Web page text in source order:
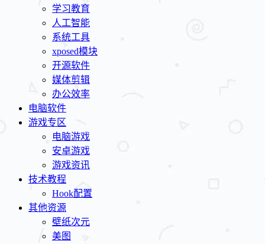
学习教育
人工智能
系统工具
xposed模块
开源软件
媒体剪辑
办公效率
电脑软件
游戏专区
电脑游戏
安卓游戏
游戏资讯
技术教程
Hook配置
其他资源
壁纸次元
美图